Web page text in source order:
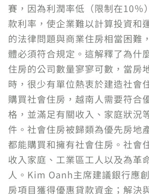
賽，因為利潤率低（限制在10％
款利率，使企業難以計算投資和
的法律問題與商業住房相當困難
體必須符合規定。這解釋了為什
住房的公司數量寥寥可數，當房
時，很少有單位熱衷於建造社會
購買社會住房，越南人需要符合
格，並滿足有關收入、家庭狀況
件。社會住房被歸類為優先房地
都能購買和擁有社會住房。社會
收入家庭、工業區工人以及為革
人。Kim Oanh主席建議銀行應
房項目獲得優惠貸款資金；解決